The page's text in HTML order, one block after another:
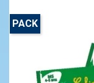
PACK